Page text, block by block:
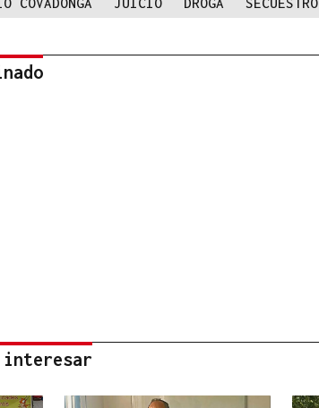
interesar